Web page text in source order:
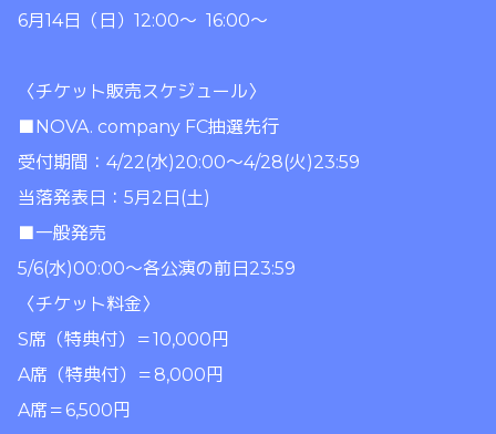
6月14日（日）12:00～ 16:00～
〈チケット販売スケジュール〉
■NOVA. company FC抽選先行
受付期間：4/22(水)20:00～4/28(火)23:59
当落発表日：5月2日(土)
■一般発売
5/6(水)00:00〜各公演の前日23:59
〈チケット料金〉
S席（特典付）＝10,000円
A席（特典付）＝8,000円
A席＝6,500円